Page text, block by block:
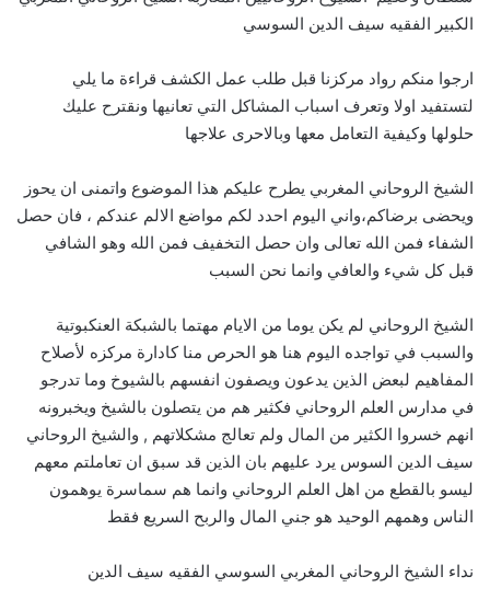
الكبير الفقيه سيف الدين السوسي
ارجوا منكم رواد مركزنا قبل طلب عمل الكشف قراءة ما يلي
لتستفيد اولا وتعرف اسباب المشاكل التي تعانيها ونقترح عليك
حلولها وكيفية التعامل معها وبالاحرى علاجها
الشيخ الروحاني المغربي يطرح عليكم هذا الموضوع واتمنى ان يحوز
ويحضى برضاكم،واني اليوم احدد لكم مواضع الالم عندكم ، فان حصل
الشفاء فمن الله تعالى وان حصل التخفيف فمن الله وهو الشافي
قبل كل شيء والعافي وانما نحن السبب
الشيخ الروحاني لم يكن يوما من الايام مهتما بالشبكة العنكبوتية
والسبب في تواجده اليوم هنا هو الحرص منا كادارة مركزه لأصلاح
المفاهيم لبعض الذين يدعون ويصفون انفسهم بالشيوخ وما تدرجو
في مدارس العلم الروحاني فكثير هم من يتصلون بالشيخ ويخبرونه
انهم خسروا الكثير من المال ولم تعالج مشكلاتهم , والشيخ الروحاني
سيف الدين السوس يرد عليهم بان الذين قد سبق ان تعاملتم معهم
ليسو بالقطع من اهل العلم الروحاني وانما هم سماسرة يوهمون
الناس وهمهم الوحيد هو جني المال والربح السريع فقط
نداء الشيخ الروحاني المغربي السوسي الفقيه سيف الدين